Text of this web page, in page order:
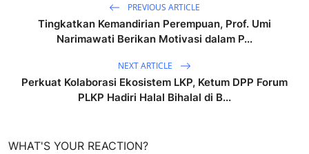
PREVIOUS ARTICLE
​Tingkatkan Kemandirian Perempuan, Prof. Umi
Narimawati Berikan Motivasi dalam P...
NEXT ARTICLE
Perkuat Kolaborasi Ekosistem LKP, Ketum DPP Forum
PLKP Hadiri Halal Bihalal di B...
WHAT'S YOUR REACTION?